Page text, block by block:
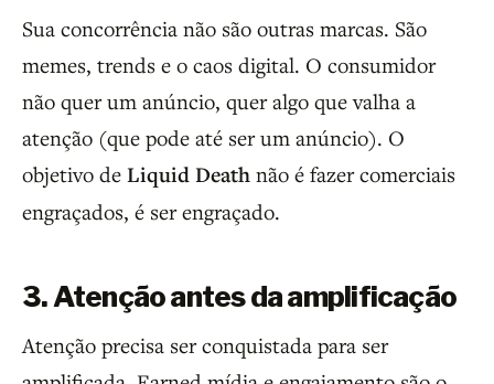
Sua concorrência não são outras marcas. São
memes, trends e o caos digital. O consumidor
não quer um anúncio, quer algo que valha a
atenção (que pode até ser um anúncio). O
objetivo de Liquid Death não é fazer comerciais
engraçados, é ser engraçado.
3. Atenção antes da amplificação
Atenção precisa ser conquistada para ser